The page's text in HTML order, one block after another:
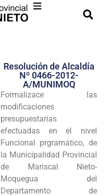
Transparencia
Seguridad
Programas
Intranet
Resolución de Alcaldía
Nº 0466-2012-
A/MUNIMOQ
Formalizace las
modificaciones
presupuestarias
efectuadas en el nivel
Funcional prgramático, de
la Municipalidad Provincial
de Mariscal Nieto-
Moquegua del
Departamento de